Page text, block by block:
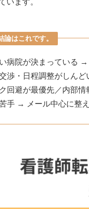
論はこれです。
病院が決まっている
渉・日程調整がしん
回避が最優先／内部
手 → メール中心に整